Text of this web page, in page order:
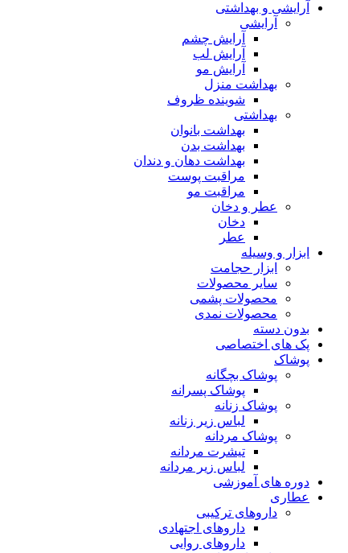
آرایشی و بهداشتی
آرایشی
آرایش چشم
آرایش لب
آرایش مو
بهداشت منزل
شوینده ظروف
بهداشتی
بهداشت بانوان
بهداشت بدن
بهداشت دهان و دندان
مراقبت پوست
مراقبت مو
عطر و دخان
دخان
عطر
ابزار و وسیله
ابزار حجامت
سایر محصولات
محصولات پشمی
محصولات نمدی
بدون دسته
پک های اختصاصی
پوشاک
پوشاک بچگانه
پوشاک پسرانه
پوشاک زنانه
لباس زیر زنانه
پوشاک مردانه
تیشرت مردانه
لباس زیر مردانه
دوره های آموزشی
عطاری
داروهای ترکیبی
داروهای اجتهادی
داروهای روایی